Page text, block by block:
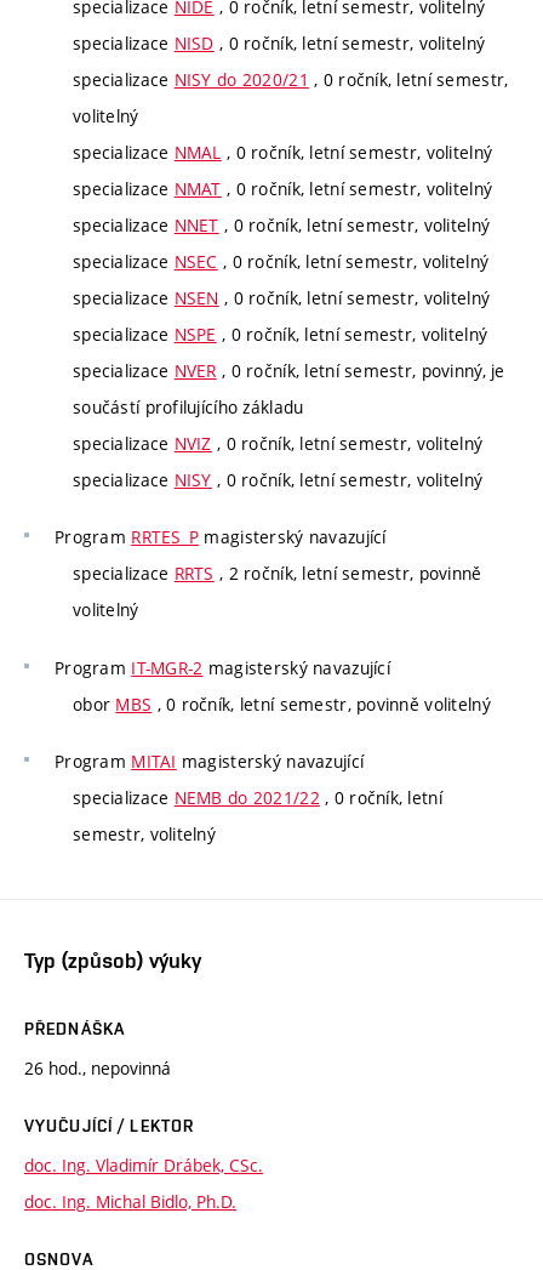
specializace NIDE , 0 ročník, letní semestr, volitelný
specializace NISD , 0 ročník, letní semestr, volitelný
specializace NISY do 2020/21 , 0 ročník, letní semestr,
volitelný
specializace NMAL , 0 ročník, letní semestr, volitelný
specializace NMAT , 0 ročník, letní semestr, volitelný
specializace NNET , 0 ročník, letní semestr, volitelný
specializace NSEC , 0 ročník, letní semestr, volitelný
specializace NSEN , 0 ročník, letní semestr, volitelný
specializace NSPE , 0 ročník, letní semestr, volitelný
specializace NVER , 0 ročník, letní semestr, povinný, je
součástí profilujícího základu
specializace NVIZ , 0 ročník, letní semestr, volitelný
specializace NISY , 0 ročník, letní semestr, volitelný
Program RRTES_P magisterský navazující
specializace RRTS , 2 ročník, letní semestr, povinně
volitelný
Program IT-MGR-2 magisterský navazující
obor MBS , 0 ročník, letní semestr, povinně volitelný
Program MITAI magisterský navazující
specializace NEMB do 2021/22, 0 ročník, letní
semestr, volitelný
Typ (způsob) výuky
PŘEDNÁŠKA
26 hod., nepovinná
VYUČUJÍCÍ / LEKTOR
doc. Ing. Vladimír Drábek, CSc.
doc. Ing. Michal Bidlo, Ph.D.
OSNOVA